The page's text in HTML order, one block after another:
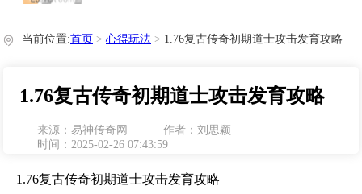
传奇攻略
心得玩法
当前位置:首页 > 心得玩法 > 1.76复古传奇初期道士攻击发育攻略
1.76复古传奇初期道士攻击发育攻略
来源：易神传奇网
作者：刘思颖
时间：2025-02-26 07:43:59
1.76复古传奇初期道士攻击发育攻略